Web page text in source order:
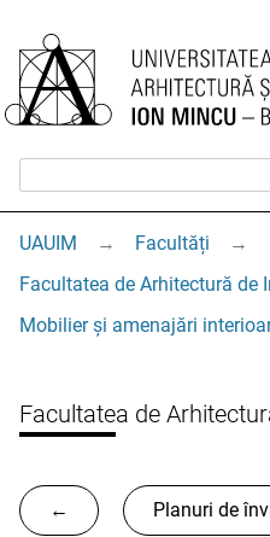
UAUIM → Facultăți
→
Facultatea de Arhitectură de
Mobilier și amenajări
Facultatea de
← Planuri de